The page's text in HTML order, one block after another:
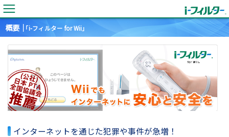
概要｜「i-フィルター for Wii」
インターネットを通じた犯罪や事件が急増！